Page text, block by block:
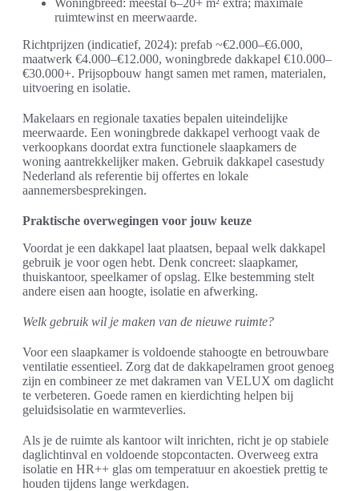
Woningbreed: meestal 6–20+ m² extra; maximale
ruimtewinst en meerwaarde.
Richtprijzen (indicatief, 2024): prefab ~€2.000–€6.000,
maatwerk €4.000–€12.000, woningbrede dakkapel €10.000–
€30.000+. Prijsopbouw hangt samen met ramen, materialen,
uitvoering en isolatie.
Makelaars en regionale taxaties bepalen uiteindelijke
meerwaarde. Een woningbrede dakkapel verhoogt vaak de
verkoopkans doordat extra functionele slaapkamers de
woning aantrekkelijker maken. Gebruik dakkapel casestudy
Nederland als referentie bij offertes en lokale
aannemersbesprekingen.
Praktische overwegingen voor jouw keuze
Voordat je een dakkapel laat plaatsen, bepaal welk dakkapel
gebruik je voor ogen hebt. Denk concreet: slaapkamer,
thuiskantoor, speelkamer of opslag. Elke bestemming stelt
andere eisen aan hoogte, isolatie en afwerking.
Welk gebruik wil je maken van de nieuwe ruimte?
Voor een slaapkamer is voldoende stahoogte en betrouwbare
ventilatie essentieel. Zorg dat de dakkapelramen groot genoeg
zijn en combineer ze met dakramen van VELUX om daglicht
te verbeteren. Goede ramen en kierdichting helpen bij
geluidsisolatie en warmteverlies.
Als je de ruimte als kantoor wilt inrichten, richt je op stabiele
daglichtinval en voldoende stopcontacten. Overweeg extra
isolatie en HR++ glas om temperatuur en akoestiek prettig te
houden tijdens lange werkdagen.